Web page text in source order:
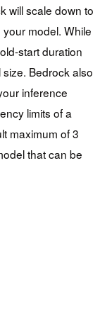
will scale down to
model. While
start duration
Bedrock also
inference
limits of a
maximum of 3
that can be